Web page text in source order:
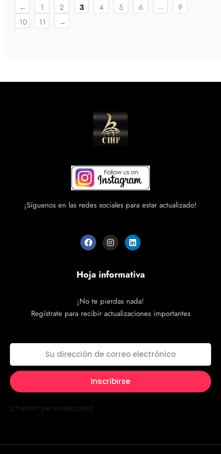
← 1 2 3 4 5 6 …
9
10
11 →
¡Síguenos en las redes sociales para estar actualizado!
Hoja informativa
¡No te pierdas nada!
Regístrate para recibir actualizaciones importantes
[chatbot personalizado]